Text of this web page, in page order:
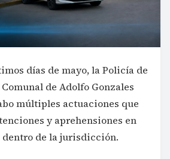
días de mayo, la Policía de
de Adolfo Gonzales
múltiples actuaciones que
y aprehensiones en
de la jurisdicción.